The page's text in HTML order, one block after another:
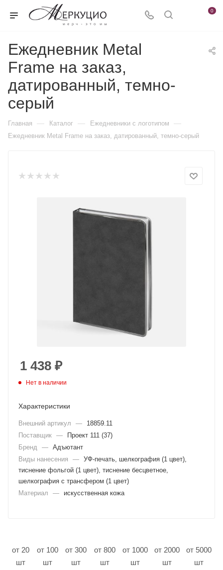
0
Ежедневник Metal
Frame на заказ,
датированный, темно-
серый
Главная — Каталог — Ежедневники c логотипом —
Ежедневник Metal Frame на заказ, датированный, темно-серый
1 438 ₽
Нет в наличии
Характеристики
Внешний артикул —
18859.11
Поставщик —
Проект 111 (37)
Бренд
— Адъютант
Виды нанесения
— УФ-печать, шелкография (1 цвет),
тиснение фольгой (1 цвет), тиснение бесцветное,
шелкография с трансфером (1 цвет)
Материал
— искусственная кожа
от 20
шт
от 100
шт
от 300
шт
от 800
шт
от 1000
шт
от 2000
шт
от 5000
шт